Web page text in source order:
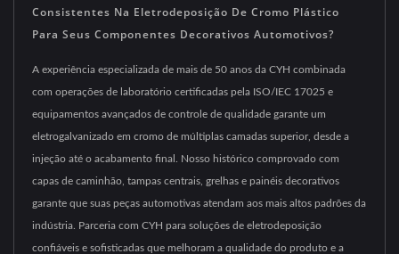
Consistentes Na Eletrodeposição De Cromo Plástico
Para Seus Componentes Decorativos Automotivos?
A experiência especializada de mais de 50 anos da CYH combinada
com operações de laboratório certificadas pela ISO/IEC 17025 e
equipamentos avançados de controle de qualidade garante um
eletrogalvanizado em cromo de múltiplas camadas superior, desde a
injeção até o acabamento final. Nosso histórico comprovado com
capas de caminhão, tampas centrais, grelhas e painéis decorativos
garante que suas peças automotivas atendam aos mais altos padrões da
indústria. Parceria com CYH para soluções de eletrodeposição
confiáveis e sofisticadas que melhoram a qualidade do produto e a